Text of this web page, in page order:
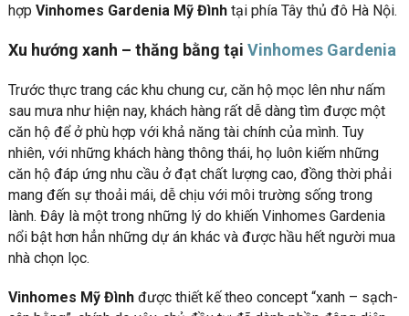
hợp Vinhomes Gardenia Mỹ Đìnhtại phía Tây thủ đô Hà Nội.
Xu hướng xanh – thăng bằng tại Vinhomes Gardenia
Trước thực trang các khu chung cư, căn hộ mọc lên như nấm
sau mưa như hiện nay, khách hàng rất dễ dàng tìm được một
căn hộ để ở phù hợp với khả năng tài chính của mình. Tuy
nhiên, với những khách hàng thông thái, họ luôn kiếm những
căn hộ đáp ứng nhu cầu ở đạt chất lượng cao, đồng thời phải
mang đến sự thoải mái, dễ chịu với môi trường sống trong
lành. Đây là một trong những lý do khiến Vinhomes Gardenia
nổi bật hơn hẳn những dự án khác và được hầu hết người mua
nhà chọn lọc.
Vinhomes Mỹ Đìnhđược thiết kế theo concept “xanh – sạch-